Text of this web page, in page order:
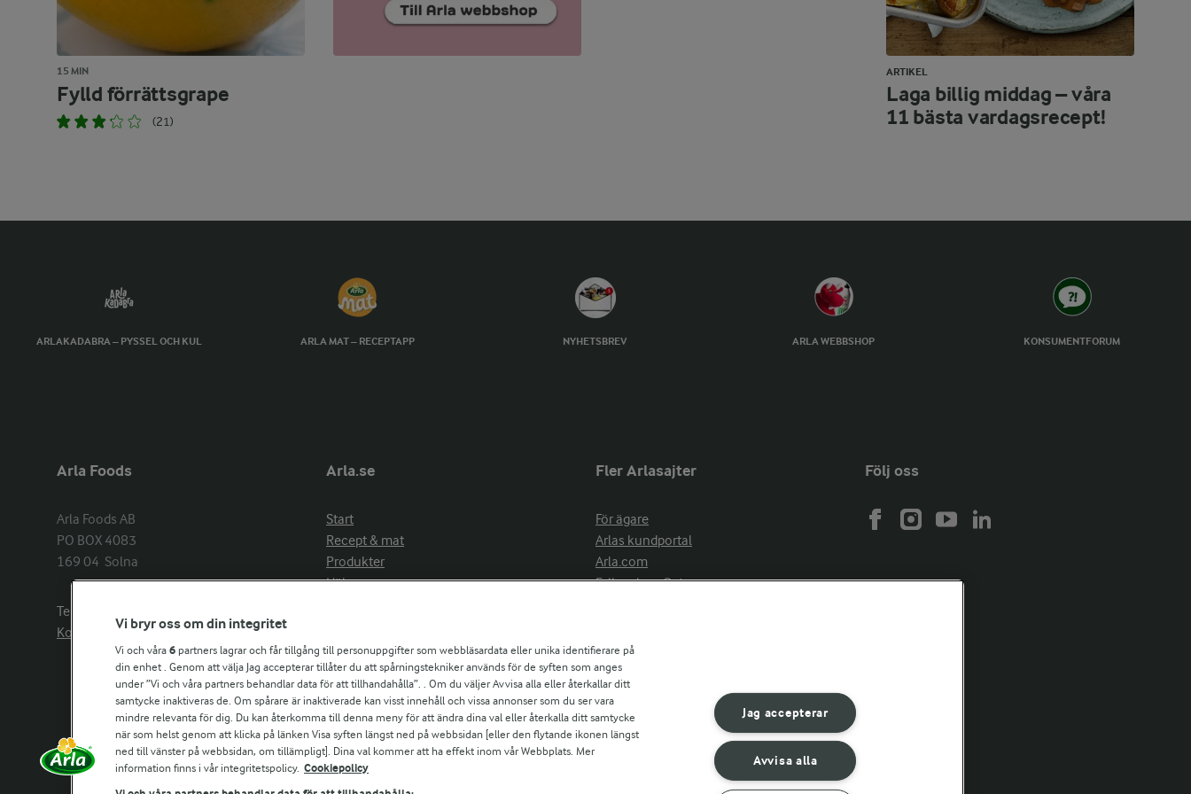
15 MIN
Fylld förrättsgrape
(21)
ARTIKEL
Laga billig middag – våra
11 bästa vardagsrecept!
ARLAKADABRA – PYSSEL OCH KUL ARLA MAT – RECEPTAPP NYHETSBREV ARLA WEBBSHOP KONSUMENTFORUM
Arla Foods
Arla Foods AB
PO BOX 4083
169 04  Solna
Telefon:
Kontakta oss
Arla.se
Start
Recept & mat
Produkter
Hälsa
Aktuellt
Om Arla
Nyheter & press
Jobb & karriär
Kontakta oss
Fler Arlasajter
För ägare
Arlas kundportal
Arla.com
Falbygdens Ost
Följ oss
Vi bryr oss om din integritet
Vi och våra 6 partners lagrar och får tillgång till personuppgifter som webbläsardata eller unika identifierare på
din enhet . Genom att välja Jag accepterar tillåter du att spårningstekniker används för de syften som anges
under ”Vi och våra partners behandlar data för att tillhandahålla”. . Om du väljer Avvisa alla eller återkallar ditt
samtycke inaktiveras de. Om spårare är inaktiverade kan visst innehåll och vissa annonser som du ser vara
mindre relevanta för dig. Du kan återkomma till denna meny för att ändra dina val eller återkalla ditt samtycke
när som helst genom att klicka på länken Visa syften längst ned på webbsidan [eller den flytande ikonen längst
ned till vänster på webbsidan, om tillämpligt]. Dina val kommer att ha effekt inom vår Webbplats. Mer
information finns i vår integritetspolicy. Cookiepolicy
Jag accepterar
Avvisa alla